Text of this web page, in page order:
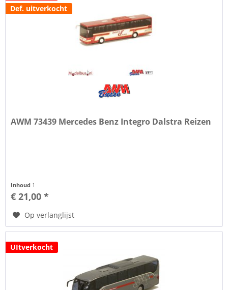
Def. uitverkocht
AWM 73439 Mercedes Benz Integro Dalstra Reizen
Inhoud 1
€ 21,00 *
Op verlanglijst
UItverkocht